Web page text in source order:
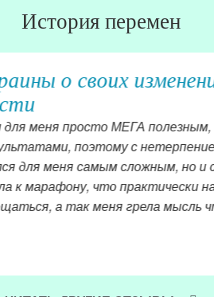
История перемен
своих изменениях
МЕГА полезным, просто
поэтому с нетерпением жду
самым сложным, но и самым
что практически на
так меня грела мысль что я